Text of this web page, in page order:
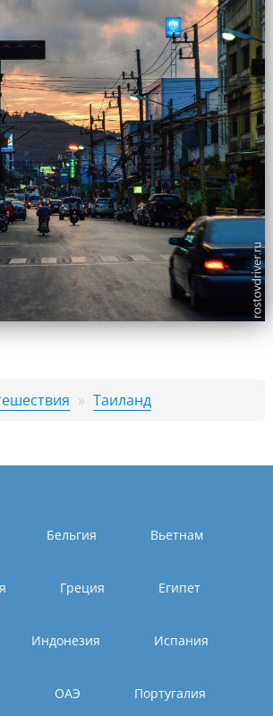
» Таиланд
Бельгия Вьетнам
Греция Египет
Индонезия Испания
ОАЭ Португалия